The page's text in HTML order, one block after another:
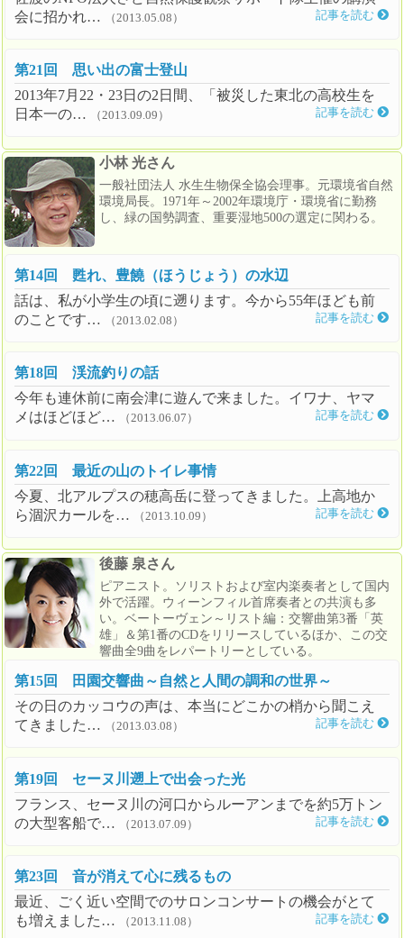
会に招かれ…
（2013.05.08） 記事を読む
第21回 思い出の富士登山
2013年7月22・23日の2日間、「被災した東北の高校生を
日本一の…
（2013.09.09） 記事を読む
小林 光さん
一般社団法人 水生生物保全協会理事。元環境省自然
環境局長。1971年～2002年環境庁・環境省に勤務
し、緑の国勢調査、重要湿地500の選定に関わる。
第14回 甦れ、豊饒（ほうじょう）の水辺
話は、私が小学生の頃に遡ります。今から55年ほども前
のことです…
（2013.02.08） 記事を読む
第18回 渓流釣りの話
今年も連休前に南会津に遊んで来ました。イワナ、ヤマ
メはほどほど…
（2013.06.07） 記事を読む
第22回 最近の山のトイレ事情
今夏、北アルプスの穂高岳に登ってきました。上高地か
ら涸沢カールを…
（2013.10.09） 記事を読む
後藤 泉さん
ピアニスト。ソリストおよび室内楽奏者として国内
外で活躍。ウィーンフィル首席奏者との共演も多
い。ベートーヴェン～リスト編：交響曲第3番「英
雄」＆第1番のCDをリリースしているほか、この交
響曲全9曲をレパートリーとしている。
第15回 田園交響曲～自然と人間の調和の世界～
その日のカッコウの声は、本当にどこかの梢から聞こえ
てきました…
（2013.03.08） 記事を読む
第19回 セーヌ川遡上で出会った光
フランス、セーヌ川の河口からルーアンまでを約5万トン
の大型客船で…
（2013.07.09） 記事を読む
第23回 音が消えて心に残るもの
最近、ごく近い空間でのサロンコンサートの機会がとて
も増えました…
（2013.11.08） 記事を読む